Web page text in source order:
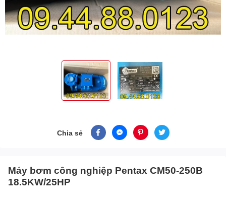
Chia sẻ
Máy bơm công nghiệp Pentax CM50-250B
18.5KW/25HP